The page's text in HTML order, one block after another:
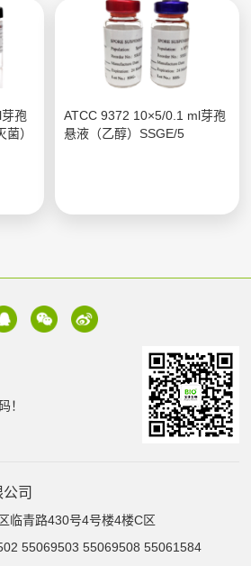
孢
）
ATCC 9372 10×5/0.1 ml芽孢
悬液（乙醇）SSGE/5
！
司
临青路430号4号楼4楼C区
55069503 55069508 55061584